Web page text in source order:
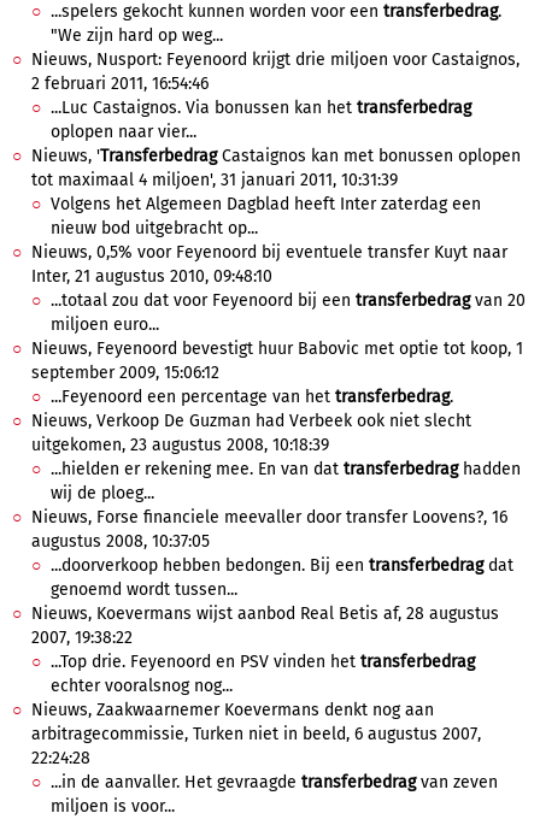
...spelers gekocht kunnen worden voor een transferbedrag.
"We zijn hard op weg...
Nieuws, Nusport: Feyenoord krijgt drie miljoen voor Castaignos,
2 februari 2011, 16:54:46
...Luc Castaignos. Via bonussen kan het transferbedrag
oplopen naar vier...
Nieuws, 'TransferbedragCastaignos kan met bonussen oplopen
tot maximaal 4 miljoen', 31 januari 2011, 10:31:39
Volgens het Algemeen Dagblad heeft Inter zaterdag een
nieuw bod uitgebracht op...
Nieuws, 0,5% voor Feyenoord bij eventuele transfer Kuyt naar
Inter, 21 augustus 2010, 09:48:10
...totaal zou dat voor Feyenoord bij een transferbedragvan 20
miljoen euro...
Nieuws, Feyenoord bevestigt huur Babovic met optie tot koop, 1
september 2009, 15:06:12
...Feyenoord een percentage van het transferbedrag.
Nieuws, Verkoop De Guzman had Verbeek ook niet slecht
uitgekomen, 23 augustus 2008, 10:18:39
...hielden er rekening mee. En van dat transferbedraghadden
wij de ploeg...
Nieuws, Forse financiele meevaller door transfer Loovens?, 16
augustus 2008, 10:37:05
...doorverkoop hebben bedongen. Bij een transferbedragdat
genoemd wordt tussen...
Nieuws, Koevermans wijst aanbod Real Betis af, 28 augustus
2007, 19:38:22
...Top drie. Feyenoord en PSV vinden het transferbedrag
echter vooralsnog nog...
Nieuws, Zaakwaarnemer Koevermans denkt nog aan
arbitragecommissie, Turken niet in beeld, 6 augustus 2007,
22:24:28
...in de aanvaller. Het gevraagde transferbedragvan zeven
miljoen is voor...